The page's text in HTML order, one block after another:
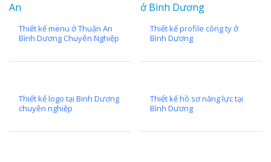
Thiết kế menu ở Thuận An
Bình Dương Chuyên Nghiệp
Thiết kế profile công ty ở
Bình Dương
Thiết kế logo tại Binh Dương
chuyên nghiệp
Thiết kế hồ sơ năng lực tại
Bình Dương